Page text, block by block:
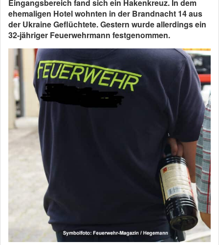
Eingangsbereich fand sich ein Hakenkreuz. In dem
ehemaligen Hotel wohnten in der Brandnacht 14 aus
der Ukraine Geflüchtete. Gestern wurde allerdings ein
32-jähriger Feuerwehrmann festgenommen.